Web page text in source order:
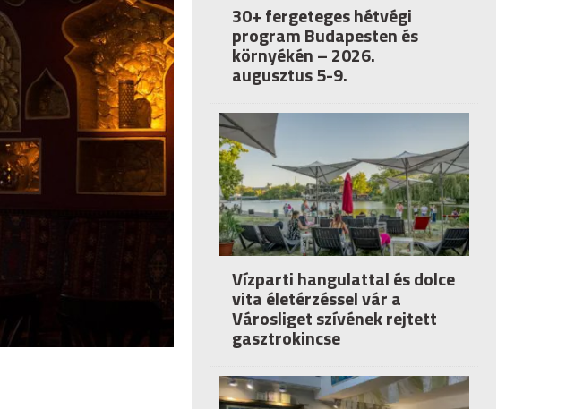
30+ fergeteges hétvégi
program Budapesten és
környékén – 2026.
augusztus 5-9.
Vízparti hangulattal és dolce
vita életérzéssel vár a
Városliget szívének rejtett
gasztrokincse